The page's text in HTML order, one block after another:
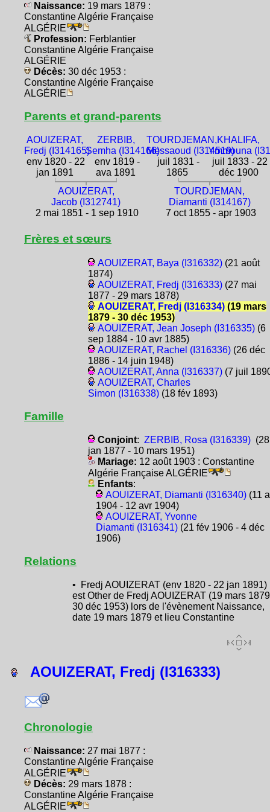
Naissance: 19 mars 1879 :
Constantine Algérie Française
ALGÉRIE
Profession: Ferblantier
Constantine Algérie Française
ALGÉRIE
Décès: 30 déc 1953 :
Constantine Algérie Française
ALGÉRIE
Parents et grand-parents
AOUIZERAT,
Fredj (I314165)
env 1820 - 22
jan 1891
ZERBIB,
Semha (I314166)
env 1819 -
ava 1891
TOURDJEMAN,
Messaoud (I314519)
juil 1831 -
1865
KHALIFA,
Ymmouna
juil 1833 - 22
déc 1900
AOUIZERAT,
Jacob (I312741)
2 mai 1851 - 1 sep 1910
TOURDJEMAN,
Diamanti (I314167)
7 oct 1855 - apr 1903
Frères et sœurs
AOUIZERAT, Baya (I316332)(21 août
1874)
AOUIZERAT, Fredj (I316333)(27 mai
1877 - 29 mars 1878)
AOUIZERAT, Fredj (I316334)(19 mars
1879 - 30 déc 1953)
AOUIZERAT, Jean Joseph (I316335)(6
sep 1884 - 10 avr 1885)
AOUIZERAT, Rachel (I316336)(26 déc
1886 - 14 juin 1948)
AOUIZERAT, Anna (I316337)(7 juil
AOUIZERAT, Charles
Simon (I316338)(18 fév 1893)
Famille
Conjoint: ZERBIB, Rosa (I316339)(28
jan 1877 - 10 mars 1951)
Mariage: 12 août 1903 : Constantine
Algérie Française ALGÉRIE
Enfants:
AOUIZERAT, Diamanti (I316340)(11
1904 - 12 avr 1904)
AOUIZERAT, Yvonne
Diamanti (I316341)(21 fév 1906 - 4 déc
1906)
Relations
• Fredj AOUIZERAT (env 1820 - 22 jan 1891)
est Other de Fredj AOUIZERAT (19 mars
30 déc 1953) lors de l'évènement Naissance,
date 19 mars 1879 et lieu Constantine
AOUIZERAT, Fredj (I316333)
Chronologie
Naissance: 27 mai 1877 :
Constantine Algérie Française
ALGÉRIE
Décès: 29 mars 1878 :
Constantine Algérie Française
ALGÉRIE